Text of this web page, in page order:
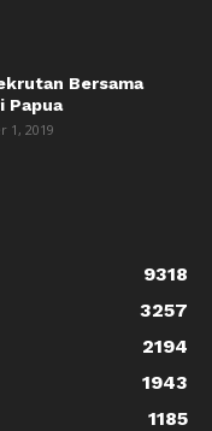
Bersama
Papua
1, 2019
9318
3257
2194
1943
1185